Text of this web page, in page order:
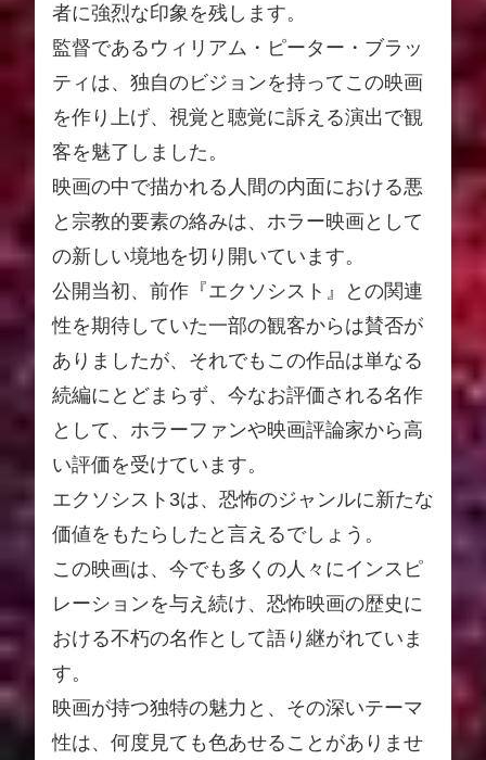
者に強烈な印象を残します。
監督であるウィリアム・ピーター・ブラッ
ティは、独自のビジョンを持ってこの映画
を作り上げ、視覚と聴覚に訴える演出で観
客を魅了しました。
映画の中で描かれる人間の内面における悪
と宗教的要素の絡みは、ホラー映画として
の新しい境地を切り開いています。
公開当初、前作『エクソシスト』との関連
性を期待していた一部の観客からは賛否が
ありましたが、それでもこの作品は単なる
続編にとどまらず、今なお評価される名作
として、ホラーファンや映画評論家から高
い評価を受けています。
エクソシスト3は、恐怖のジャンルに新たな
価値をもたらしたと言えるでしょう。
この映画は、今でも多くの人々にインスピ
レーションを与え続け、恐怖映画の歴史に
おける不朽の名作として語り継がれていま
す。
映画が持つ独特の魅力と、その深いテーマ
性は、何度見ても色あせることがありませ